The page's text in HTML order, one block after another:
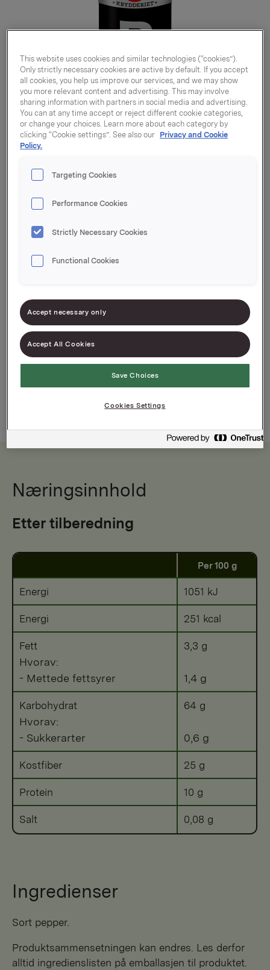
Pepper sort grovmalt
450g
Varenummer: 00000000000000
Krydderekspert i over 60 år
Næringsinnhold
Etter tilberedning
Per 100 g
Energi 1051 kJ
Energi 251 kcal
Fett
Hvorav:
- Mettede fettsyrer
3,3 g
1,4 g
Karbohydrat
Hvorav:
- Sukkerarter
64 g
0,6 g
Kostfiber 25 g
Protein 10 g
Salt 0,08 g
Ingredienser
sort pepper.
Produktsammensetningen kan endres. Les derfor
alltid ingredienslisten på emballasjen til produktet.
This website uses cookies and similar technologies (“cookies”).
Only strictly necessary cookies are active by default. If you accept
all cookies, you help us improve our services, and we may show
you more relevant content and advertising. This may involve
sharing information with partners in social media and advertising.
You can at any time accept or reject different cookie categories,
or change your choices. Learn more about each category by
clicking “Cookie settings”. See also our Privacy and Cookie
Policy.
Targeting Cookies
Performance Cookies
Strictly Necessary Cookies
Functional Cookies
Accept necessary only
Accept All Cookies
Save Choices
Cookies Settings